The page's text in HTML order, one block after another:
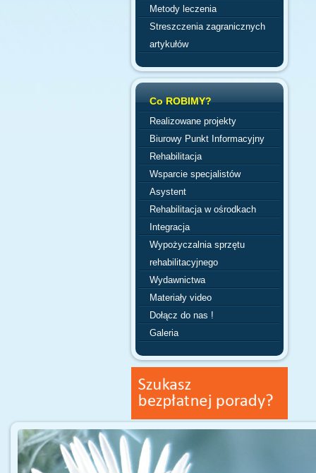
Metody leczenia
Streszczenia zagranicznych
artykułów
Co ROBIMY?
Realizowane projekty
Biurowy Punkt Informacyjny
Rehabilitacja
Wsparcie specjalistów
Asystent
Rehabilitacja w ośrodkach
Integracja
Wypożyczalnia sprzętu
rehabilitacyjnego
Wydawnictwa
Materiały video
Dołącz do nas !
Galeria